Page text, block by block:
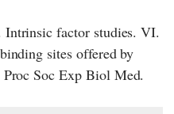
factor studies. VI.
sites offered by
Soc Exp Biol Med.